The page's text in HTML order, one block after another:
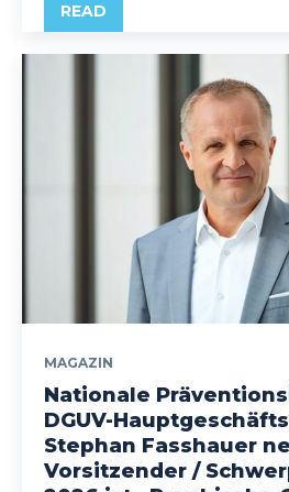
READ
MAGAZIN
Nationale
DGUV-
Stephan Fasshauer
Vorsitzender /